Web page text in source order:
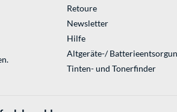
Retoure
Newsletter
Hilfe
Altgeräte-/
Tinten- und Tonerfinder